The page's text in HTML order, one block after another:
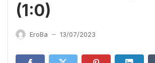
(1:0)
EroBa — 13/07/2023